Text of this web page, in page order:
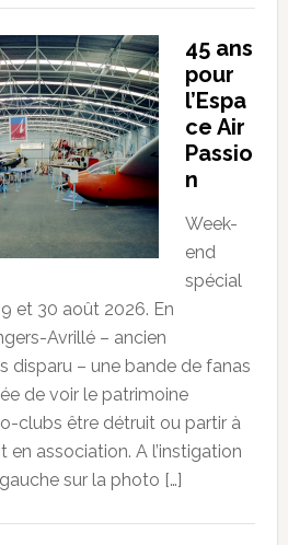
45 ans
pour
l’Espa
ce Air
Passio
n
Week-
end
spécial
et 30 août 2026. En
Avrillé – ancien
disparu – une bande de fanas
de voir le patrimoine
clubs être détruit ou partir à
en association. A l’instigation
sur la photo […]